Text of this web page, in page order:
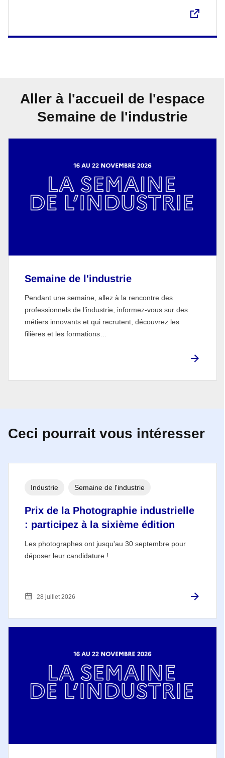
Aller à l'accueil de l'espace
Semaine de l'industrie
Semaine de l'industrie
Pendant une semaine, allez à la rencontre des
professionnels de l’industrie, informez-vous sur des
métiers innovants et qui recrutent, découvrez les
filières et les formations…
Ceci pourrait vous intéresser
Prix de la Photographie industrielle
: participez à la sixième édition
Les photographes ont jusqu'au 30 septembre pour
déposer leur candidature !
Industrie Semaine de l'industrie
28 juillet 2026